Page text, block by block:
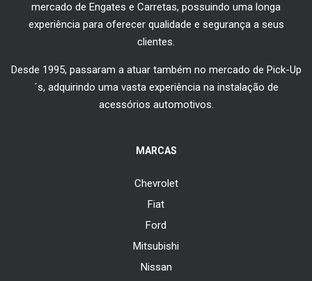
mercado de Engates e Carretas, possuindo uma longa
experiência para oferecer qualidade e segurança a seus
clientes.
Desde 1995, passaram a atuar também no mercado de Pick-Up
´s, adquirindo uma vasta experiência na instalação de
acessórios automotivos.
MARCAS
Chevrolet
Fiat
Ford
Mitsubishi
Nissan